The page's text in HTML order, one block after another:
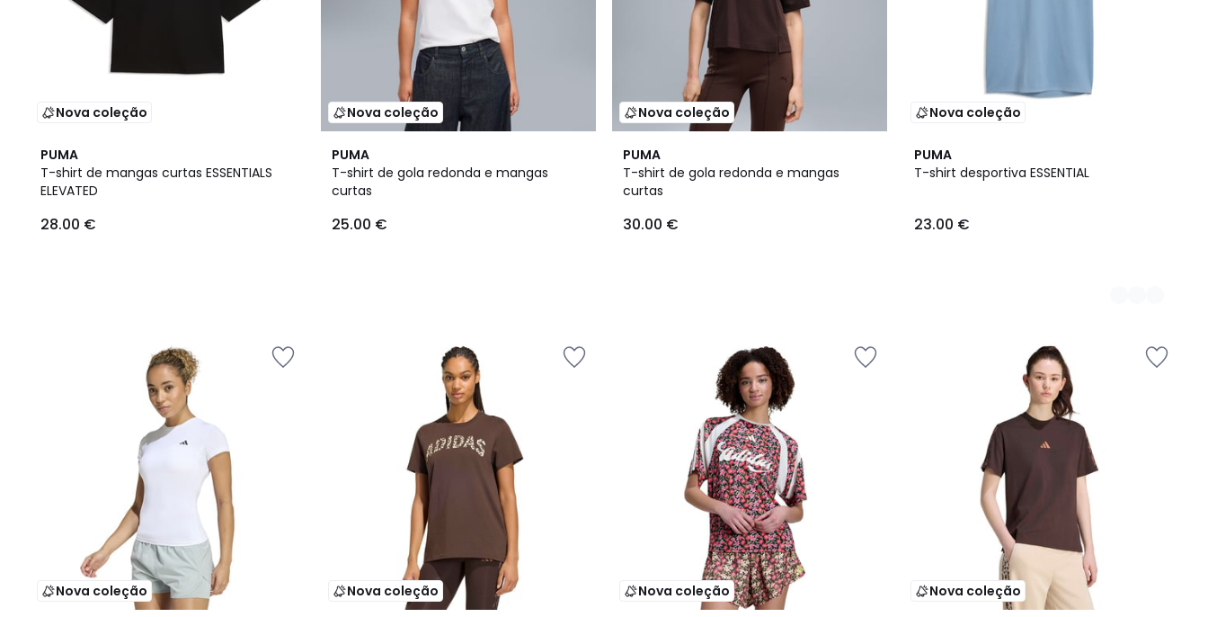
Nova coleção
PUMA
T-shirt de mangas curtas ESSENTIALS
ELEVATED
28.00 €
Nova coleção
PUMA
T-shirt de gola redonda e mangas
curtas
25.00 €
Nova coleção
PUMA
T-shirt de gola redonda e mangas
curtas
30.00 €
Nova coleção
PUMA
T-shirt desportiva ESSENTIAL
23.00 €
2
Cores
Nova coleção Nova coleção Nova coleção Nova coleção